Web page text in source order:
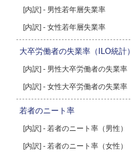
[内訳] - 男性若年層失業率
[内訳] - 女性若年層失業率
大卒労働者の失業率（ILO統計）
[内訳] - 男性大卒労働者の失業率
[内訳] - 女性大卒労働者の失業率
若者のニート率
[内訳] - 若者のニート率（男性）
[内訳] - 若者のニート率（女性）